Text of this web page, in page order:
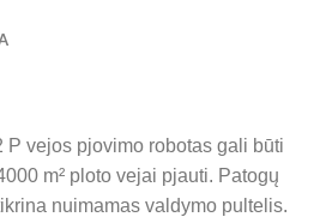
P vejos pjovimo robotas gali būti
m² ploto vejai pjauti. Patogų
nuimamas valdymo pultelis.